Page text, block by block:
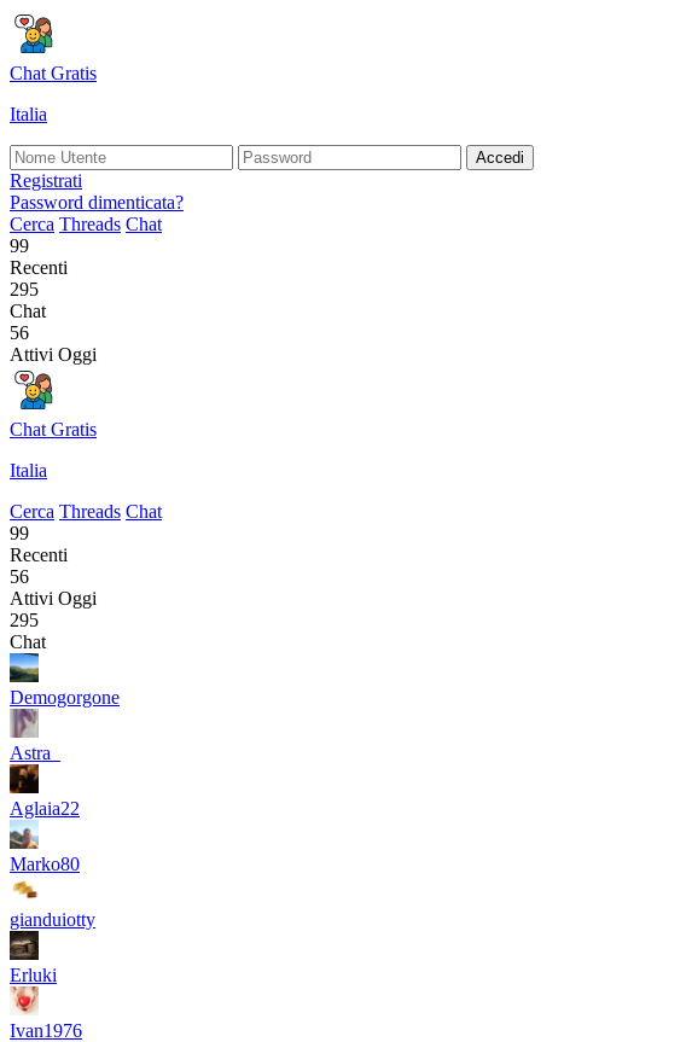
Chat Gratis
Italia
Accedi
Registrati
Password dimenticata?
Cerca Threads Chat
99
Recenti
295
Chat
56
Attivi Oggi
Chat Gratis
Italia
Cerca Threads Chat
99
Recenti
56
Attivi Oggi
295
Chat
Demogorgone
Astra_
Aglaia22
Marko80
gianduiotty
Erluki
Ivan1976